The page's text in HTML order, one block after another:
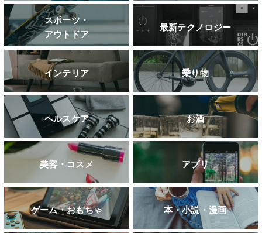
スポーツ・
アウトドア
最新テクノロジー
インテリア 乗り物
ヘルスケア お酒
美容・コスメ アプリ
ゲーム・おもちゃ 本・小説・漫画